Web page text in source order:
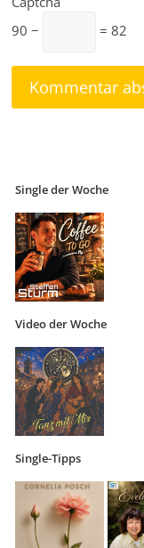
90 −
= 82
Single der Woche
Video der Woche
Single-Tipps